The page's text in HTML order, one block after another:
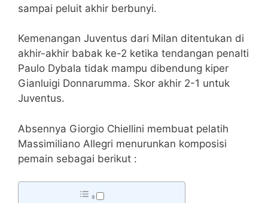
sampai peluit akhir berbunyi.
Kemenangan Juventus dari Milan ditentukan di
akhir-akhir babak ke-2 ketika tendangan penalti
Paulo Dybala tidak mampu dibendung kiper
Gianluigi Donnarumma. Skor akhir 2-1 untuk
Juventus.
Absennya Giorgio Chiellini membuat pelatih
Massimiliano Allegri menurunkan komposisi
pemain sebagai berikut :